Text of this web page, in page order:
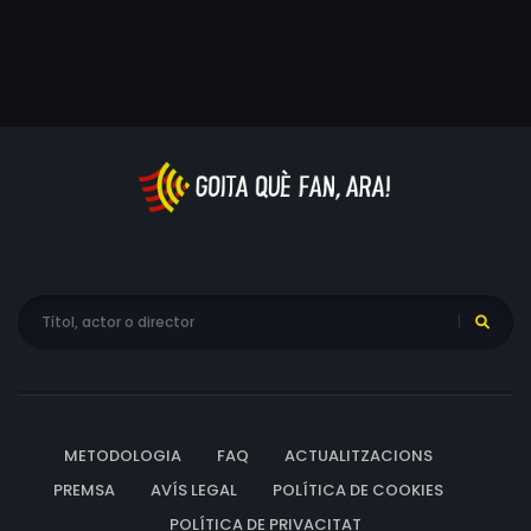
METODOLOGIA FAQ
ACTUALITZACIONS
PREMSA
AVÍS LEGAL
POLÍTICA DE COOKIES
POLÍTICA DE PRIVACITAT